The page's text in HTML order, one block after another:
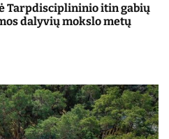
Tarpdisciplininio itin gabių
dalyvių mokslo metų